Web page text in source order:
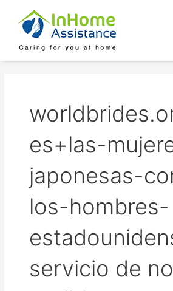
content
es+las-
japonesas-
los-hombres-
servicio de